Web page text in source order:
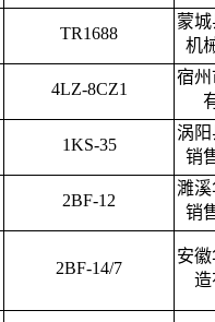
TR1688
蒙
机
4LZ-8CZ1
宿州
1KS-35
涡
销
2BF-12
濉
销
2BF-14/7
安徽
造